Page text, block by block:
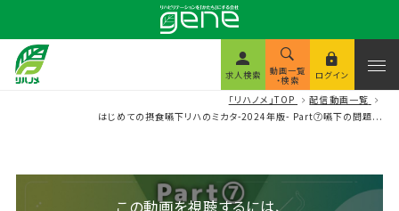
求人検索 動画一覧
・検索 ログイン
「リハノメ」TOP
配信動画一覧
はじめての摂食嚥下リハのミカタ-2024年版- Part⑦嚥下の問題...
この動画を視聴するには、